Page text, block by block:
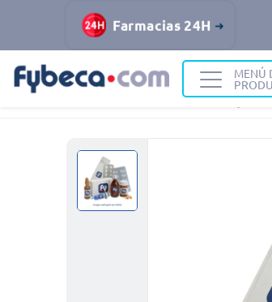
Farmacias 24H
MENÚ
Medicinas Huesos y